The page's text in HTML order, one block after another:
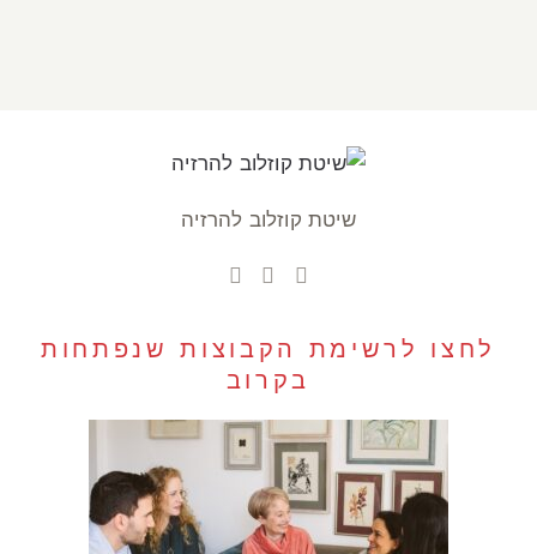
שיטת קוזלוב להרזיה
לחצו לרשימת הקבוצות שנפתחות
בקרוב